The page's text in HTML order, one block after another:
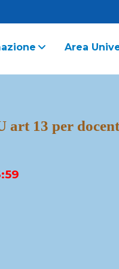
Area
art 13 per